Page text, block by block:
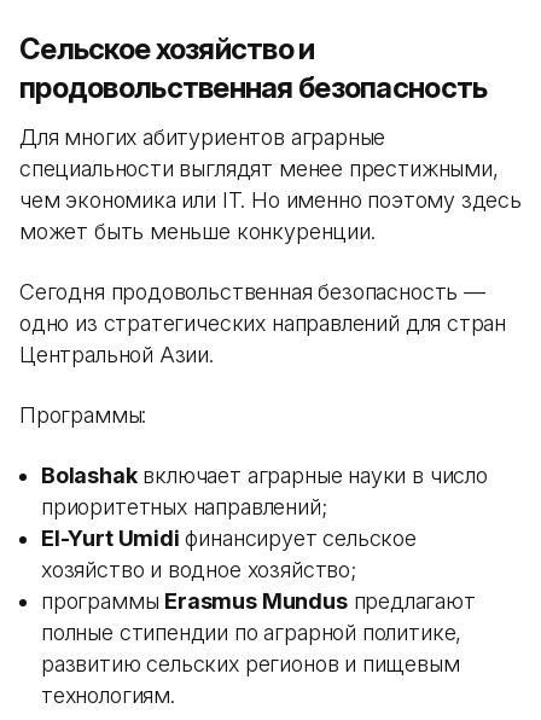
Сельское хозяйство и
продовольственная безопасность
Для многих абитуриентов аграрные
специальности выглядят менее престижными,
чем экономика или IT. Но именно поэтому здесь
может быть меньше конкуренции.
Сегодня продовольственная безопасность —
одно из стратегических направлений для стран
Центральной Азии.
Программы:
Bolashakвключает аграрные науки в число
приоритетных направлений;
El-Yurt Umidi финансирует сельское
хозяйство и водное хозяйство;
программы Erasmus Mundusпредлагают
полные стипендии по аграрной политике,
развитию сельских регионов и пищевым
технологиям.